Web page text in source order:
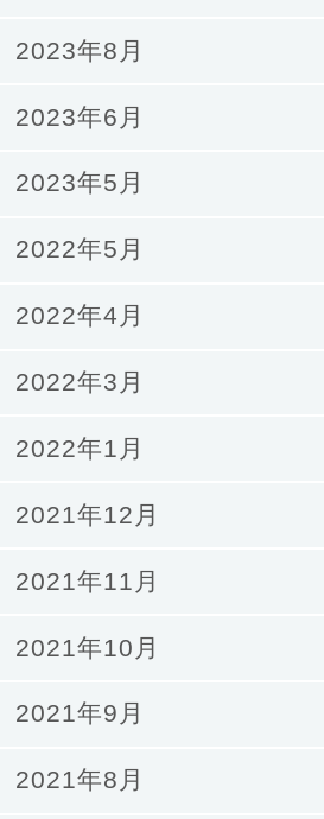
2023年8月
2023年6月
2023年5月
2022年5月
2022年4月
2022年3月
2022年1月
2021年12月
2021年11月
2021年10月
2021年9月
2021年8月